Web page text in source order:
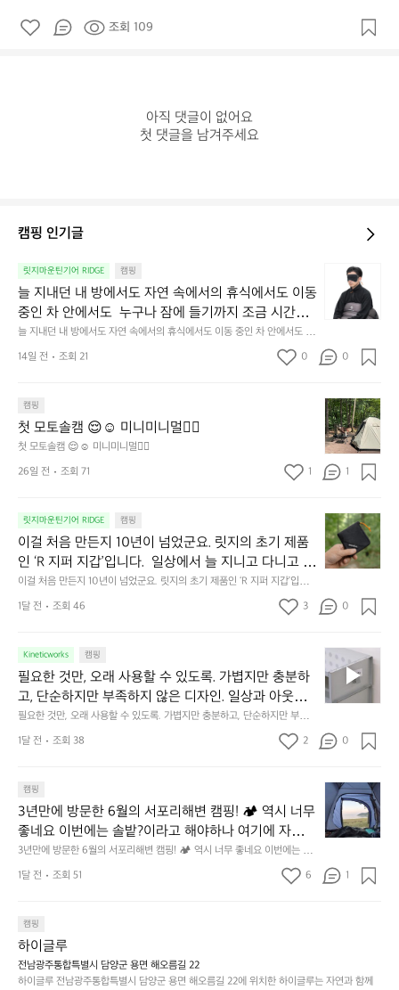
조회 109
아직 댓글이 없어요
첫 댓글을 남겨주세요
캠핑 인기글
릿지마운틴기어 RIDGE 캠핑
늘 지내던 내 방에서도 자연 속에서의 휴식에서도 이동
중인 차 안에서도  누구나 잠에 들기까지 조금 시간이
걸리는 순간이 있습니다.  그럴 때는 차분하게 눈을 가
려보세요. 마치 암막 커튼을 조용히 내리듯이.  Polarte
c® Wind Pro™의 온기가 눈가를 포근히 감싸줍니다.
줍니다.  이 슬립 웜을 쓰는 것만으로 그곳은 나만의 밤
이 됩니다.  안녕히 주무세요.
늘 지내던 내 방에서도 자연 속에서의 휴식에서도 이동 중인 차 안에서도  누
구나 잠에 들기까지 조금 시간이 걸리는 순간이 있습니다.  그럴 때는 차분하
게 눈을 가려보세요. 마치 암막 커튼을 조용히 내리듯이.  Polartec® Wind
밤이 됩니다.  안녕히 주무세요.
내
던
방
도
자
연
속
에
의
휴
식
에
도
이
중
인
차
안
서
도
구
나
잠
에
기
까
이
14일 전 조회 21 0 0
캠핑
첫 모토솔캠 😌☺️ 미니미니멀👌🏼
첫 모토솔캠 😌☺️ 미니미니멀👌🏼
첫
모
토
솔
캠
☺️
미
니
미
멀
👌🏼
26일 전 조회 71 1 1
릿지마운틴기어 RIDGE 캠핑
이걸 처음 만든지 10년이 넘었군요. 릿지의 초기 제품
인 ‘R 지퍼 지갑’입니다.  일상에서 늘 지니고 다니고 싶
어지는 물건에는 크기, 무게, 형태, 색감 사이의 아주 미
묘한 밸런스가 존재합니다.  예를 들자면 일에 집중하
느라 책상 위 가장자리에 대충 걸쳐 놓아도 시야에 걸
는 균형감에서 출발했습니다.  그중에서도 슬림함에 철
저히 집착했습니다. 튼튼한 내구도와 넉넉한 수납력을
해치치 않는 선에서, 가장 가볍고 얇게 설계했습니다.
이 디자인과 사용감은, 꼭 직접 손으로 만져보며 경험
해 보시기를 바랍니다.
이걸 처음 만든지 10년이 넘었군요. 릿지의 초기 제품인 ‘R 지퍼 지갑’입니
다.  일상에서 늘 지니고 다니고 싶어지는 물건에는 크기, 무게, 형태, 색감
사이의 아주 미묘한 밸런스가 존재합니다.  예를 들자면 일에 집중하느라 책
철저히 집착했습니다. 튼튼한 내구도와 넉넉한 수납력을 해치치 않는 선에
서, 가장 가볍고 얇게 설계했습니다.  이 디자인과 사용감은, 꼭 직접 손으로
만져보며 경험해 보시기를 바랍니다.
이
걸
처
음
든
0
년
이
넘
군
지
의
초
기
품
갑’입
1달 전 조회 46 3 0
Kineticworks 캠핑
필요한 것만, 오래 사용할 수 있도록. 가볍지만 충분하
고, 단순하지만 부족하지 않은 디자인. 일상과 아웃도
어의 경계를 자연스럽게 이어주는 RIDGE MOUNTAIN
GEAR. 키네틱웍스에서 만나보세요.
필요한 것만, 오래 사용할 수 있도록. 가볍지만 충분하고, 단순하지만 부족하
지 않은 디자인. 일상과 아웃도어의 경계를 자연스럽게 이어주는 RIDGE M
OUNTAIN GEAR. 키네틱웍스에서 만나보세요.
필
요
한
것
오
용
할
수
있
록.
분
1달 전 조회 38 2 0
캠핑
3년만에 방문한 6월의 서포리해변 캠핑! 🏕 역시 너무
좋네요 이번에는 솔밭?이라고 해야하나 여기에 자리를
잡았는데 정말 시원하고 경치도 좋네요  서해치고 물도
맑은편, 아이들도 놀기 좋고 1박 2일은 넘 짧게 느껴지
네요  .1박 1동 1만원 (수금은 7시쯤, 동네에서 관리) .수
바로 화장실있음 .5분거리 cu .2분거리 음식점  항구에
서부터 해변까지 버스도 다니네요 ㅎㅎㅎ 아이들 엄청
좋아하네요 점심쯤도착해서 철수할때까지 물놀이 3
3년만에 방문한 6월의 서포리해변 캠핑! 🏕 역시 너무 좋네요 이번에는 솔
밭?이라고 해야하나 여기에 자리를 잡았는데 정말 시원하고 경치도 좋네요
서해치고 물도 맑은편, 아이들도 놀기 좋고 1박 2일은 넘 짧게 느껴지네요  .
항구에서부터 해변까지 버스도 다니네요 ㅎㅎㅎ 아이들 엄청 좋아하네요 점
심쯤도착해서 철수할때까지 물놀이 3타임이나 했네요 ⛱️
년
만
에
문
포
1달 전 조회 51 6 1
캠핑
하이글루
전남광주통합특별시 담양군 용면 해오름길 22
하이글루 전남광주통합특별시 담양군 용면 해오름길 22에 위치한 하이글루는 자연과 함께